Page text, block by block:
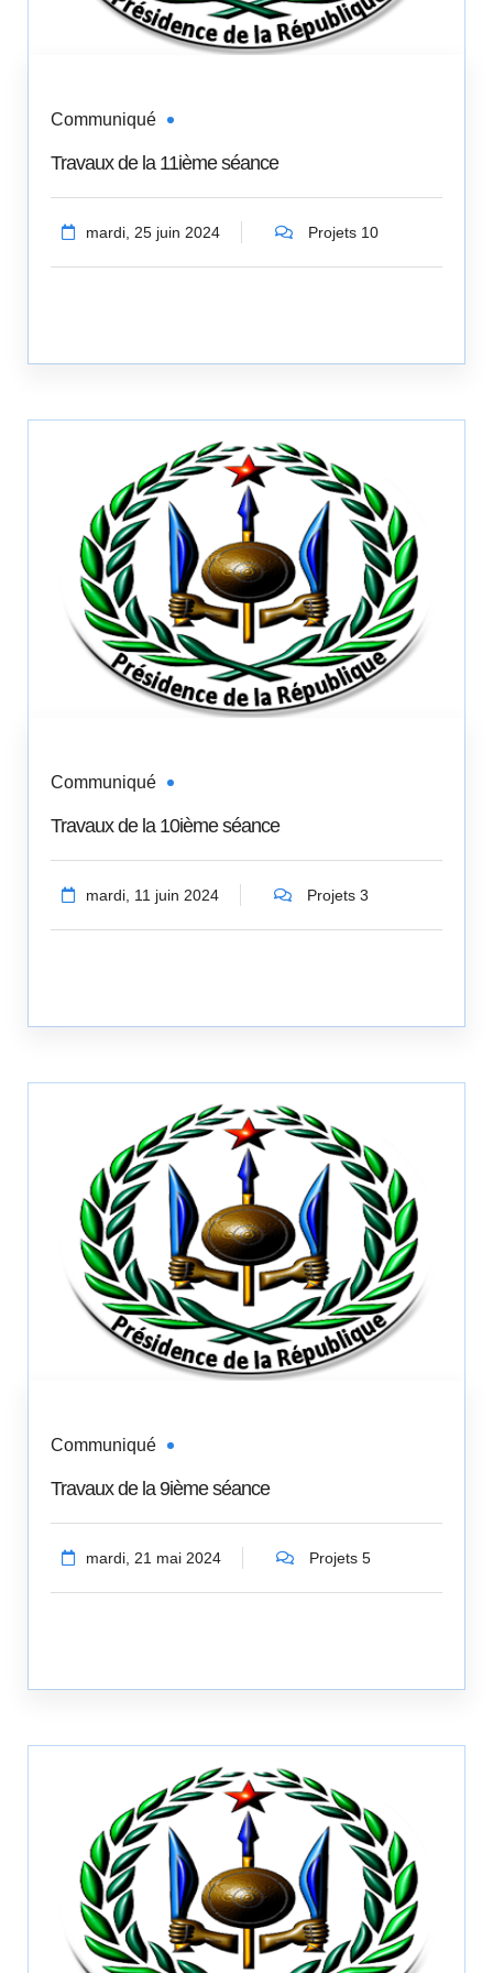
Communiqué
Travaux de la 11ième séance
mardi, 25 juin 2024 Projets 10
Communiqué
Travaux de la 10ième séance
mardi, 11 juin 2024 Projets 3
Communiqué
Travaux de la 9ième séance
mardi, 21 mai 2024 Projets 5